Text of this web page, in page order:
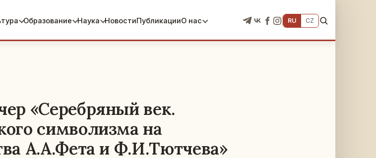
Образование Наука НовостиПубликацииО нас RU CZ
«Серебряный век.
символизма на
А.А.Фета и Ф.И.Тютчева»